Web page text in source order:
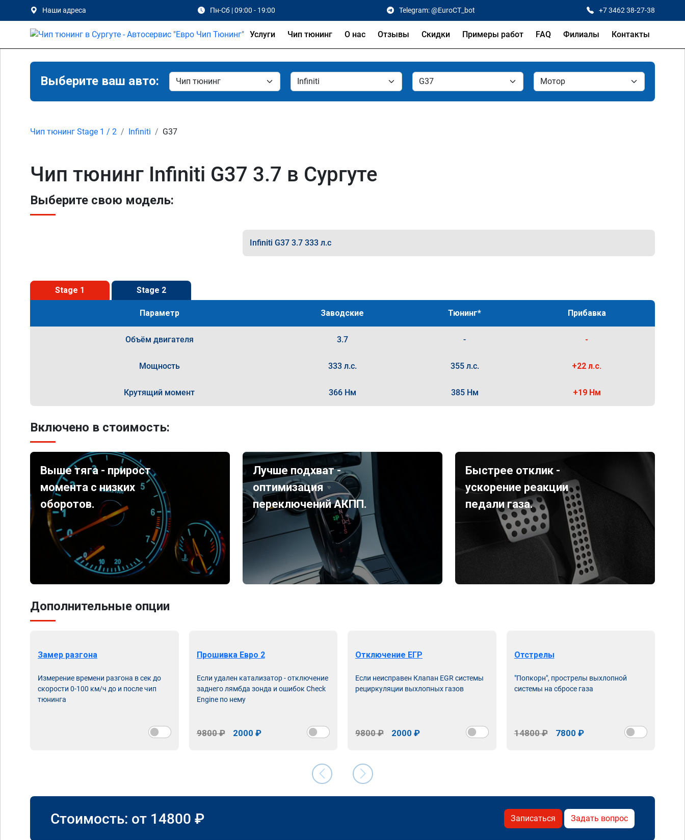
Наши адреса Пн-Сб | 09:00 - 19:00 Telegram: @EuroCT_bot +7 3462 38-27-38
Услуги Чип тюнинг О нас Отзывы Скидки Примеры работ FAQ Филиалы Контакты
Выберите ваш авто:
Чип тюнинг Stage 1 / 2 Infiniti G37
Чип тюнинг Infiniti G37 3.7 в Сургуте
Выберите свою модель:
Infiniti G37 3.7 333 л.с
Stage 1 Stage 2
Параметр Заводские Тюнинг* Прибавка
Объём двигателя 3.7 - -
Мощность 333 л.с. 355 л.с. +22 л.с.
Крутящий момент 366 Нм 385 Нм +19 Нм
Включено в стоимость:
Выше тяга - прирост
момента с низких
оборотов.
Лучше подхват -
оптимизация
переключений АКПП.
Быстрее отклик -
ускорение реакции
педали газа.
Дополнительные опции
Замер разгона
Измерение времени разгона в сек до
скорости 0-100 км/ч до и после чип
тюнинга
Прошивка Евро 2
Если удален катализатор - отключение
заднего лямбда зонда и ошибок Check
Engine по нему
9800 ₽ 2000 ₽
Отключение ЕГР
Если неисправен Клапан EGR системы
рециркуляции выхлопных газов
9800 ₽ 2000 ₽
Отстрелы
"Попкорн", прострелы выхлопной
системы на сбросе газа
14800 ₽ 7800 ₽
Стоимость: от 14800 ₽ Записаться Задать вопрос